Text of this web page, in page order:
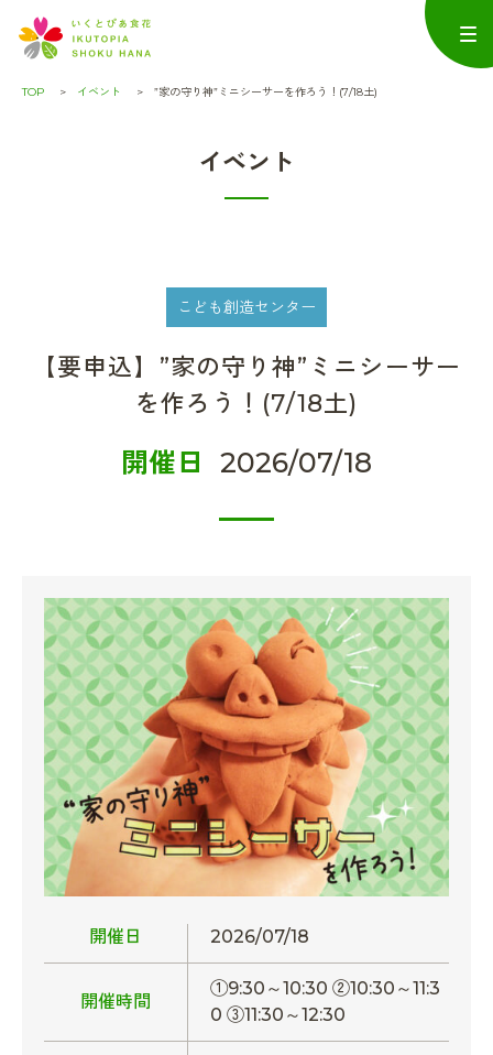
TOP イベント ”家の守り神”ミニシーサーを作ろう！(7/18土)
イベント
こども創造センター
【要申込】”家の守り神”ミニシーサー
を作ろう！(7/18土)
開催日 2026/07/18
開催日 2026/07/18
開催時間
①9:30～10:30 ②10:30～11:3
0 ③11:30～12:30